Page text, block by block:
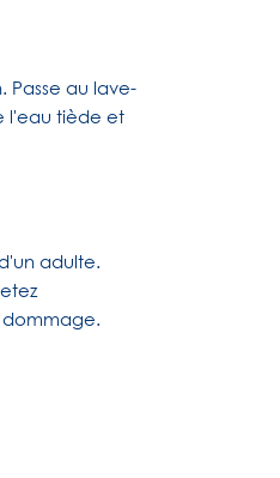
Passe au lave-
l'eau tiède et
adulte.